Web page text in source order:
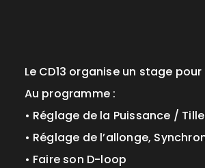
Le CD13 organise un stage
Au programme :
• Réglage de la Puissance /
• Réglage de l’allonge,
• Faire son D-loop